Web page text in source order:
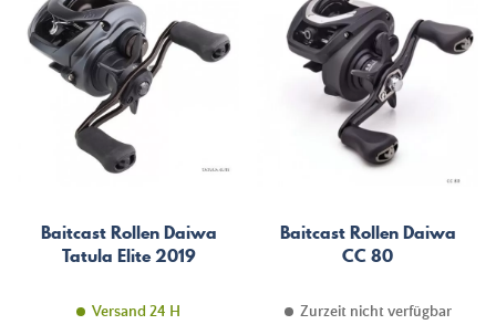
Baitcast Rollen Daiwa
Tatula Elite 2019
Versand 24 H
Baitcast Rollen Daiwa
CC 80
Zurzeit nicht verfügbar